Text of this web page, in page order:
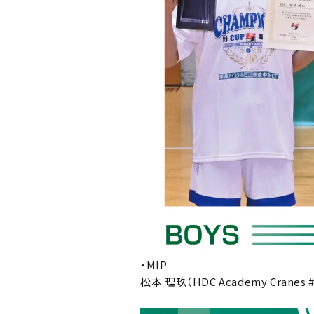
・MIP
松本 理玖（HDC Academy Cranes